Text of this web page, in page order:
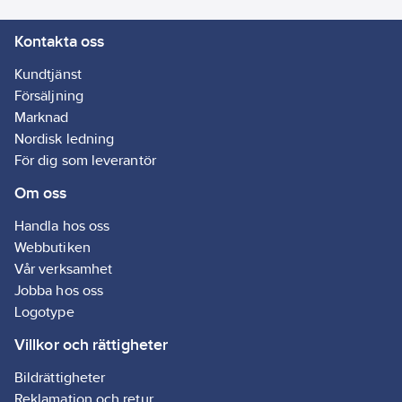
Kontakta oss
Kundtjänst
Försäljning
Marknad
Nordisk ledning
För dig som leverantör
Om oss
Handla hos oss
Webbutiken
Vår verksamhet
Jobba hos oss
Logotype
Villkor och rättigheter
Bildrättigheter